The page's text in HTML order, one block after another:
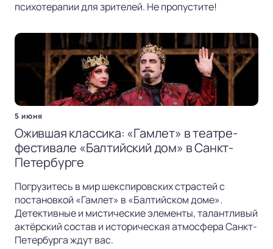
психотерапии для зрителей. Не пропустите!
5 июня
Ожившая классика: «Гамлет» в театре-
фестивале «Балтийский дом» в Санкт-
Петербурге
Погрузитесь в мир шекспировских страстей с
постановкой «Гамлет» в «Балтийском доме».
Детективные и мистические элементы, талантливый
актёрский состав и историческая атмосфера Санкт-
Петербурга ждут вас.